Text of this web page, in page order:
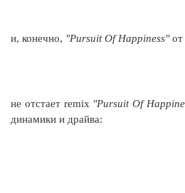
и, конечно, "Pursuit Of Happiness"от
не отстает remix "Pursuit Of
динамики и драйва: